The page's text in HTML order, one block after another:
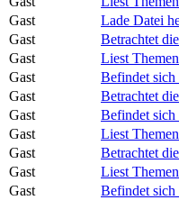
Gast
Lade Datei
Gast
Betrachtet
Gast
Liest
Gast
Befindet sich
Gast
Betrachtet
Gast
Befindet sich
Gast
Liest
Gast
Betrachtet
Gast
Liest
Gast
Befindet sich